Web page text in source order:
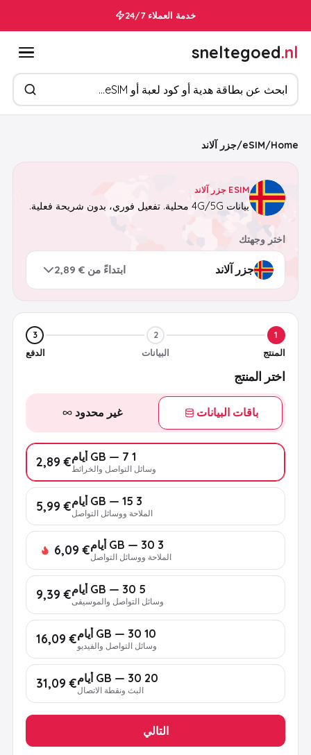
خدمة العملاء 24/7
sneltegoed.nl
ابحث عن المنتجات
Home
/
eSIM
/جزر آلاند
ESIM جزر آلاند
بيانات 4G/5G محلية. تفعيل فوري، بدون شريحة فعلية.
اختر وجهتك
ابتداءً من € 2,89
1
المنتج
2
البيانات
3
الدفع
اختر المنتج
باقات البيانات غير محدود
1 GB — 7 أيام
وسائل التواصل والخرائط € 2,89
3 GB — 15 أيام
الملاحة ووسائل التواصل€ 5,99
3 GB — 30 أيام
الملاحة ووسائل التواصل€ 6,09
5 GB — 30 أيام
وسائل التواصل والموسيقى€ 9,39
10 GB — 30 أيام
وسائل التواصل والفيديو€ 16,09
20 GB — 30 أيام
البث ونقطة الاتصال€ 31,09
التالي